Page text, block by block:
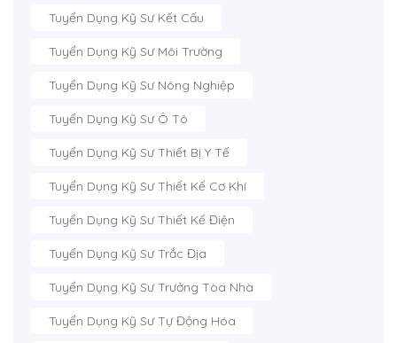
Tuyển Dụng Kỹ Sư Kết Cấu
Tuyển Dụng Kỹ Sư Môi Trường
Tuyển Dụng Kỹ Sư Nông Nghiệp
Tuyển Dụng Kỹ Sư Ô Tô
Tuyển Dụng Kỹ Sư Thiết Bị Y Tế
Tuyển Dụng Kỹ Sư Thiết Kế Cơ Khí
Tuyển Dụng Kỹ Sư Thiết Kế Điện
Tuyển Dụng Kỹ Sư Trắc Địa
Tuyển Dụng Kỹ Sư Trưởng Tòa Nhà
Tuyển Dụng Kỹ Sư Tự Động Hóa